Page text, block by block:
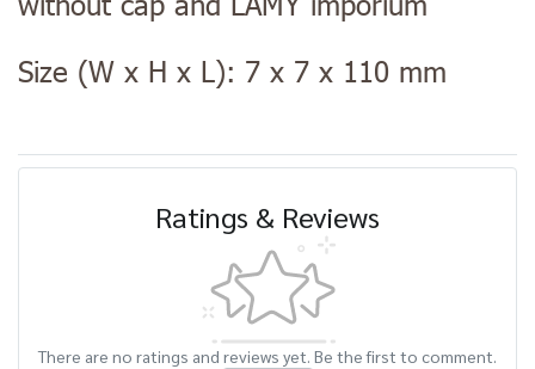
Size (W x H x L): 7 x 7 x 110 mm
Ratings & Reviews
There are no ratings and reviews yet. Be the first to comment.